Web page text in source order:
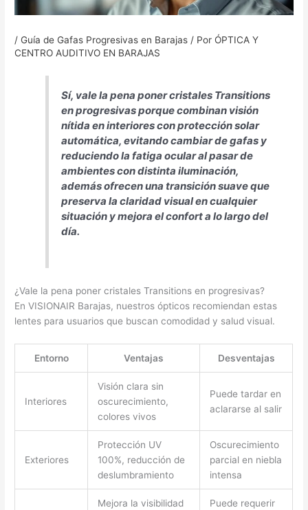
/ Guía de Gafas Progresivas en Barajas / Por ÓPTICA Y
CENTRO AUDITIVO EN BARAJAS
Sí, vale la pena poner cristales Transitions
en progresivas porque combinan visión
nítida en interiores con protección solar
automática, evitando cambiar de gafas y
reduciendo la fatiga ocular al pasar de
ambientes con distinta iluminación,
además ofrecen una transición suave que
preserva la claridad visual en cualquier
situación y mejora el confort a lo largo del
día.
¿Vale la pena poner cristales Transitions en progresivas?
En VISIONAIR Barajas, nuestros ópticos recomiendan estas
lentes para usuarios que buscan comodidad y salud visual.
Entorno Ventajas Desventajas
Interiores
Visión clara sin
oscurecimiento,
colores vivos
Puede tardar en
aclararse al salir
Exteriores
Protección UV
100%, reducción de
deslumbramiento
Oscurecimiento
parcial en niebla
intensa
Mejora la visibilidad
Puede requerir